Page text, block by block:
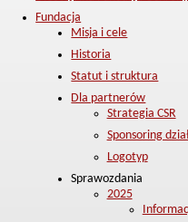
Fundacja
Misja i cele
Historia
Statut i struktura
Dla partnerów
Strategia CSR
Sponsoring
Logotyp
Sprawozdania
2025